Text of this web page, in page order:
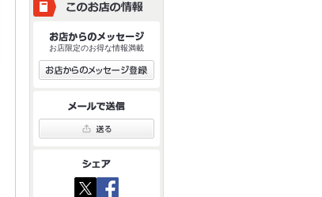
お店限定のお得な情報満載